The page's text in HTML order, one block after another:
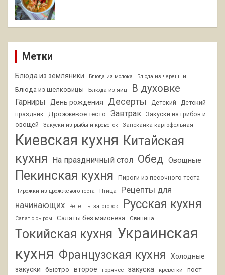
Метки
Блюда из земляники Блюда из молока Блюда из черешни
Блюда из шелковицы Блюда из яиц В духовке
Гарниры День рождения Десерты Детский
Детский
праздник
Дрожжевое тесто Завтрак
Закуски из грибов и
овощей
Закуски из рыбы и креветок Запеканка картофельная
Киевская кухня Китайская
кухня
На праздничный стол Обед Овощные
Пекинская кухня Пироги из песочного теста
Пирожки из дрожжевого теста Птица
Рецепты для
начинающих
Рецепты заготовок Русская кухня
Салат с сыром Салаты без майонеза Свинина
Токийская кухня Украинская
кухня Французская кухня
Холодные
закуски
быстро второе горячее закуска креветки пост